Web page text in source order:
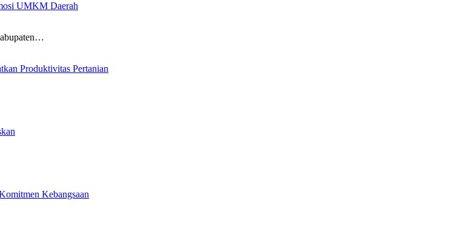
UMKM Daerah
Produktivitas Pertanian
Kebangsaan